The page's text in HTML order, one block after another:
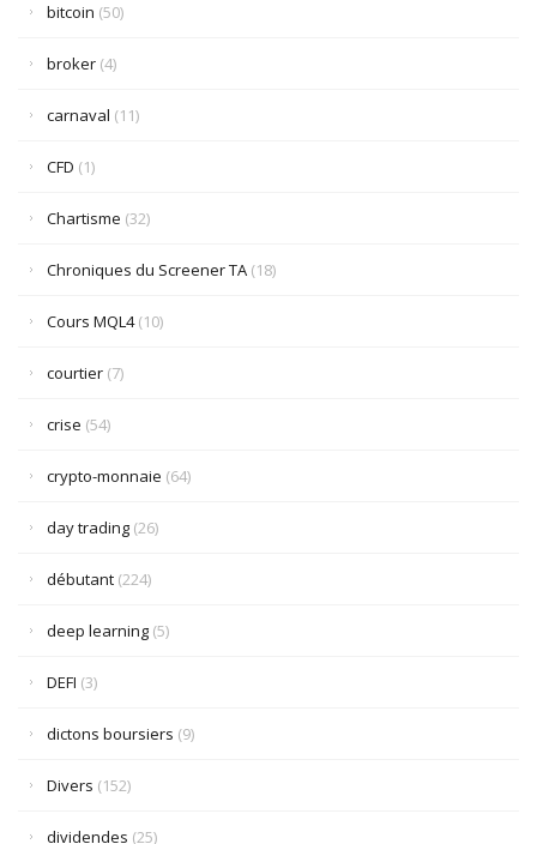
bitcoin (50)
broker (4)
carnaval (11)
CFD (1)
Chartisme (32)
Chroniques du Screener TA (18)
Cours MQL4(10)
courtier (7)
crise (54)
crypto-monnaie (64)
day trading (26)
débutant (224)
deep learning (5)
DEFI (3)
dictons boursiers (9)
Divers (152)
dividendes (25)